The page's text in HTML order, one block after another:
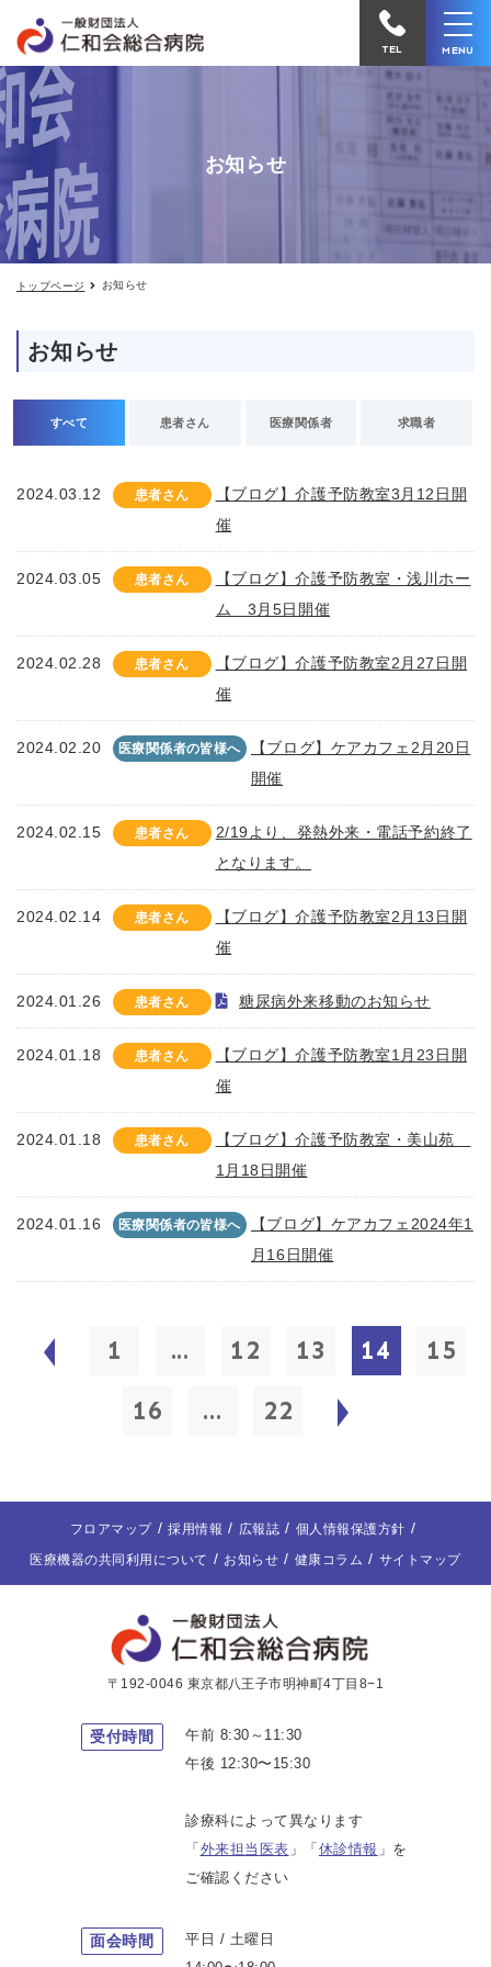
せ
病
院
電
TEL MENU
お知らせ
トップページ お知らせ
お知らせ
すべて 患者さん 医療関係者 求職者
2024.03.12 患者さん
【ブログ】介護予防教室3月12日開
催
2024.03.05 患者さん
【ブログ】介護予防教室・浅川ホー
ム 3月5日開催
2024.02.28 患者さん
【ブログ】介護予防教室2月27日開
催
2024.02.20 医療関係者の皆様へ
【ブログ】ケアカフェ2月20日
開催
2024.02.15 患者さん
2/19より、発熱外来・電話予約終了
となります。
2024.02.14 患者さん
【ブログ】介護予防教室2月13日開
催
2024.01.26 患者さん 糖尿病外来移動のお知らせ
2024.01.18 患者さん
【ブログ】介護予防教室1月23日開
催
2024.01.18 患者さん
【ブログ】介護予防教室・美山苑
1月18日開催
2024.01.16 医療関係者の皆様へ
【ブログ】ケアカフェ2024年1
月16日開催
1 ... 12 13 14
15
16
... 22
フロアマップ 採用情報 広報誌
個人情報保護方針
医療機器の共同利用について
お知らせ 健康コラム サイトマップ
〒192-0046 東京都八王子市明神町4丁目8−1
受付時間
午前 8:30～11:30
午後 12:30〜15:30
診療科によって異なります
「 外来担当医表 」「 休診情報 」を
ご確認ください
面会時間
平日 / 土曜日